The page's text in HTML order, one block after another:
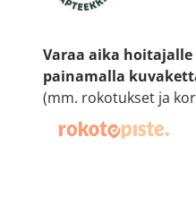
Varaa aika hoitajalle
painamalla
(mm. rokotukset ja